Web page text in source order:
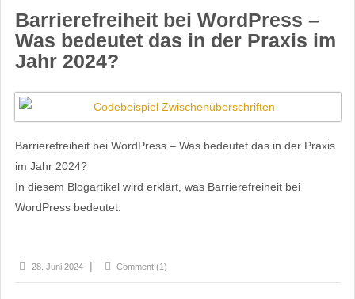
Barrierefreiheit bei WordPress –
Was bedeutet das in der Praxis im
Jahr 2024?
Barrierefreiheit bei WordPress – Was bedeutet das in der Praxis
im Jahr 2024?
In diesem Blogartikel wird erklärt, was Barrierefreiheit bei
WordPress bedeutet.
28. Juni 2024 Comment (1)